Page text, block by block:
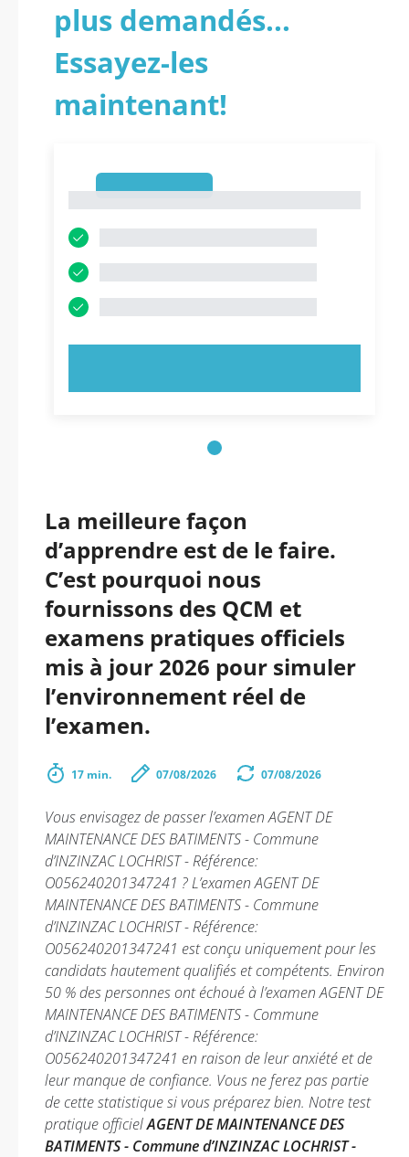
plus demandés...
Essayez-les
maintenant!
La meilleure façon
d’apprendre est de le faire.
C’est pourquoi nous
fournissons des QCM et
examens pratiques officiels
mis à jour 2026 pour simuler
l’environnement réel de
l’examen.
17 min. 07/08/2026 07/08/2026
Vous envisagez de passer l’examen AGENT DE
MAINTENANCE DES BATIMENTS - Commune
d’INZINZAC LOCHRIST - Référence:
O056240201347241 ? L’examen AGENT DE
MAINTENANCE DES BATIMENTS - Commune
d’INZINZAC LOCHRIST - Référence:
O056240201347241 est conçu uniquement pour les
candidats hautement qualifiés et compétents. Environ
50 % des personnes ont échoué à l’examen AGENT DE
MAINTENANCE DES BATIMENTS - Commune
d’INZINZAC LOCHRIST - Référence:
O056240201347241 en raison de leur anxiété et de
leur manque de confiance. Vous ne ferez pas partie
de cette statistique si vous préparez bien. Notre test
pratique officielAGENT DE MAINTENANCE DES
BATIMENTS - Commune d’INZINZAC LOCHRIST -